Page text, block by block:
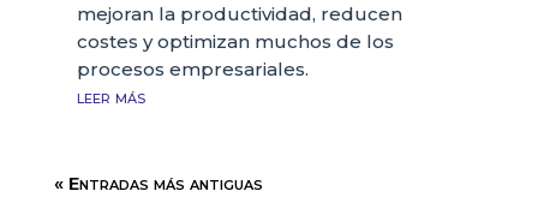
mejoran la productividad, reducen
costes y optimizan muchos de los
procesos empresariales.
leer más
« Entradas más antiguas